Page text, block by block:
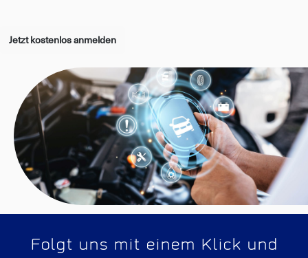
Jetzt kostenlos anmelden
Folgt uns mit einem Klick und